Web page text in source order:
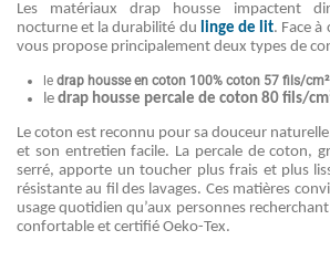
Les matériaux drap housse impactent
nocturne et la durabilité du linge de lit. Face à
vous propose principalement deux types de
le drap housse en coton 100% coton 57 fils/cm²
le drap housse percale de coton 80 fils/
Le coton est reconnu pour sa douceur
et son entretien facile. La percale de coton,
serré, apporte un toucher plus frais et plus
résistante au fil des lavages. Ces matières
usage quotidien qu’aux personnes
confortable et certifié Oeko-Tex.